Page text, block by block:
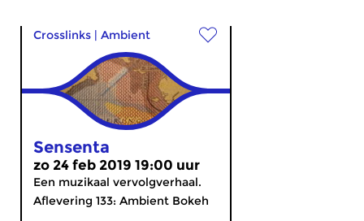
Crosslinks | Ambient
Sensenta
zo 24 feb 2019 19:00 uur
Een muzikaal vervolgverhaal.
Aflevering 133: Ambient Bokeh